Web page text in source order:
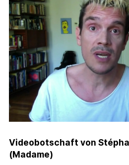
Videobotschaft von
(Madame)